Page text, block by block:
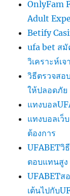
OnlyFam
Adult
Betify
ufa bet สมั
วิเคราะห์เ
วิธีตรวจสอ
ให้ปลอดภัย
แทงบอล
แทงบอลเว็
ต้องการ
UFABETวิ
ตอบแทนสูง
UFABETส
เต้นไปกับ